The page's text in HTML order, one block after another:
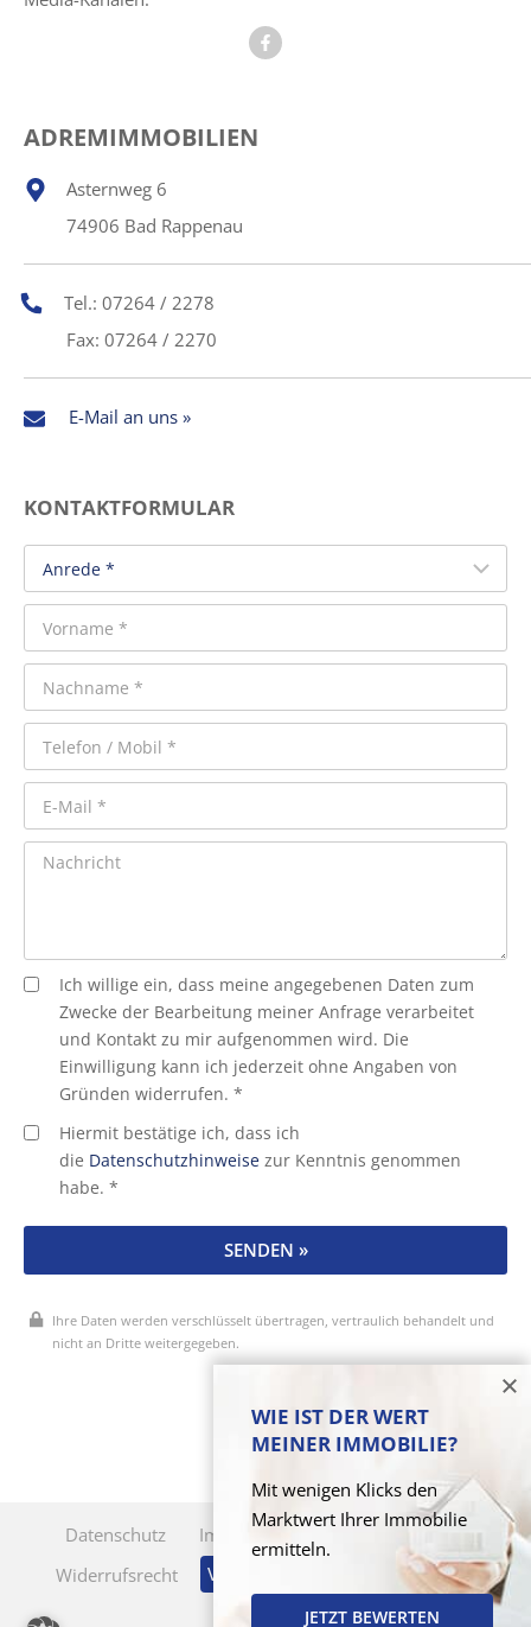
ADREMIMMOBILIEN
Asternweg 6
74906 Bad Rappenau
Tel.: 07264 / 2278
Fax: 07264 / 2270
E-Mail an uns »
KONTAKTFORMULAR
Ich willige ein, dass meine angegebenen Daten zum
Zwecke der Bearbeitung meiner Anfrage verarbeitet
und Kontakt zu mir aufgenommen wird. Die
Einwilligung kann ich jederzeit ohne Angaben von
Gründen widerrufen. *
Hiermit bestätige ich, dass ich
die Datenschutzhinweise zur Kenntnis genommen
habe. *
SENDEN »
Ihre Daten werden verschlüsselt übertragen, vertraulich behandelt und
nicht an Dritte weitergegeben.
Datenschutz Impressum
Cookie-Verwaltung
Widerrufsrecht
Vertrag widerrufen KI-Nutzung
WIE IST DER WERT
MEINER IMMOBILIE?
Mit wenigen Klicks den
Marktwert Ihrer Immobilie
ermitteln.
JETZT BEWERTEN